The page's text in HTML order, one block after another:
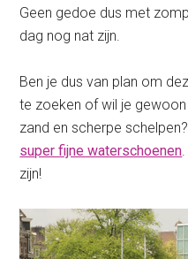
Geen gedoe dus met
dag nog nat zijn.
Ben je dus van plan om
te zoeken of wil je
zand en scherpe
super fijne waterschoenen
zijn!